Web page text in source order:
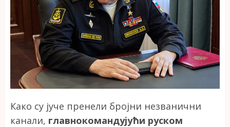
Како су јуче пренели бројни незванични
канали, главнокомандујући руском